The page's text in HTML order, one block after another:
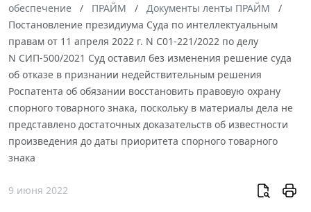
обеспечение
ПРАЙМ
Документы ленты ПРАЙМ
Постановление президиума Суда по интеллектуальным
правам от 11 апреля 2022 г. N С01-221/2022 по делу
N СИП-500/2021 Суд оставил без изменения решение суда
об отказе в признании недействительным решения
Роспатента об обязании восстановить правовую охрану
спорного товарного знака, поскольку в материалы дела не
представлено достаточных доказательств об известности
произведения до даты приоритета спорного товарного
знака
9 июня 2022